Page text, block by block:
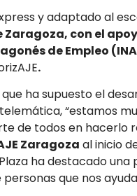
y adaptado al
Zaragoza, con el
de Empleo
.
ha supuesto el
“estamos
de todos en hacerlo
Zaragoza al inicio
ha destacado
que nos